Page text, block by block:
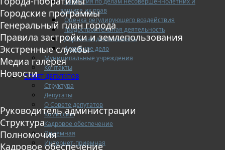
защите их прав
Оценка регулирующего воздействия
Градостроительная деятельность
Дорожная деятельность
Архивное дело
Муниципальные учреждения
Контакты
СОВЕТ ДЕПУТАТОВ
Структура
Депутаты
О Совете депутатов
Комиссии
Кадровое обеспечение
Приемная
Интернет-приемная
Городские программы
Генеральный план города
Правила застройки и землепользования
Экстренные службы
Медиа галерея
Новости
Руководитель администрации
Структура
Полномочия
Кадровое обеспечение